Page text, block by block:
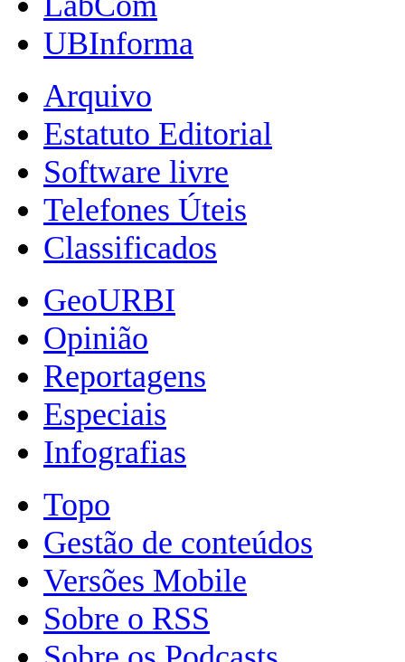
UBInforma
Arquivo
Estatuto Editorial
Software livre
Telefones Úteis
Classificados
GeoURBI
Opinião
Reportagens
Especiais
Infografias
Topo
Gestão de conteúdos
Versões Mobile
Sobre o RSS